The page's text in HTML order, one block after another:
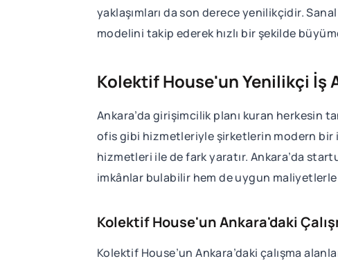
yaklaşımları da son derece yenilikçidir.
modelini takip ederek hızlı bir şekilde
Kolektif House'un Yenilikçi İş
Ankara’da girişimcilik planı kuran herkesin
ofis gibi hizmetleriyle şirketlerin modern bir
hizmetleri ile de fark yaratır. Ankara’da
imkânlar bulabilir hem de uygun
Kolektif House'un Ankara'daki
Kolektif House’un Ankara’daki çalışma